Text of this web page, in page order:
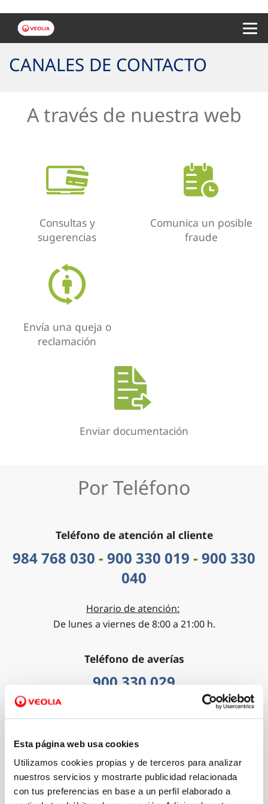
Esta página web usa cookies
Utilizamos cookies propias y de terceros para analizar
nuestros servicios y mostrarte publicidad relacionada
con tus preferencias en base a un perfil elaborado a
CANALES DE CONTACTO
A través de nuestra web
Consultas y
sugerencias
Comunica un posible
fraude
Envía una queja o
reclamación
Enviar documentación
Por Teléfono
Teléfono de atención al cliente
984 768 030 - 900 330 019 - 900 330
040
Horario de atención:
De lunes a viernes de 8:00 a 21:00 h.
Teléfono de averías
900 330 029
Teléfono para comunicar lecturas
900 816 629